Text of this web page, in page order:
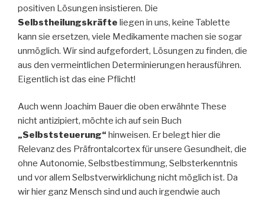
positiven Lösungen insistieren. Die
Selbstheilungskräfte liegen in uns, keine Tablette
kann sie ersetzen, viele Medikamente machen sie sogar
unmöglich. Wir sind aufgefordert, Lösungen zu finden, die
aus den vermeintlichen Determinierungen herausführen.
Eigentlich ist das eine Pflicht!
Auch wenn Joachim Bauer die oben erwähnte These
nicht antizipiert, möchte ich auf sein Buch
„Selbststeuerung“ hinweisen. Er belegt hier die
Relevanz des Präfrontalcortex für unsere Gesundheit, die
ohne Autonomie, Selbstbestimmung, Selbsterkenntnis
und vor allem Selbstverwirklichung nicht möglich ist. Da
wir hier ganz Mensch sind und auch irgendwie auch